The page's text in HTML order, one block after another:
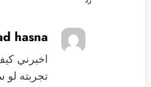
hasna
اخبرني
تجربته